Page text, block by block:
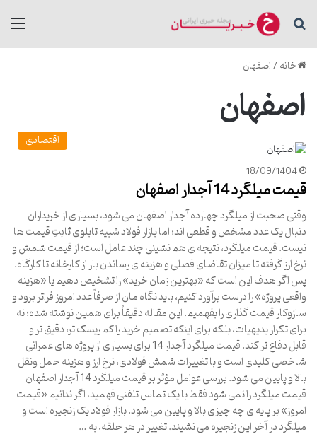
جستجو برای
خانه/اصفهان
اصفهان
اقتصادی
18/09/1404
قیمت میلگرد 14 آجدار اصفهان
وقتی صحبت از میلگرد چهارده آجدار اصفهان می شود، بسیاری از خریداران
دنبال یک عدد مشخص و قطعی اند؛ اما بازار فولاد شبیه تابلوی ثابتِ قیمت ها
نیست. قیمت میلگرد، نتیجه ی هم نشینی چند عامل است؛ از قیمت شمش و
نرخ ارز گرفته تا میزان تقاضای فصلی و هزینه ی رساندن بار از کارخانه تا کارگاه.
پس اگر هدف این است که «بهترین زمان خرید» را تشخیص دهیم یا «هزینه
واقعی پروژه» را درست برآورد کنیم، باید نگاه مان از صرفاً عدد امروز فراتر برود و
سازوکار قیمت گذاری را بفهمیم. این مقاله دقیقاً برای همین نوشته شده؛ نه
برای تکرار بدیهیات، بلکه برای اینکه تصمیم خرید را کم ریسک تر، دقیق تر و
قابل دفاع تر کند. قیمت میلگرد آجدار 14 برای بسیاری از پروژه های عمرانی
شاخصی کلیدی است و با تغییرات شمش فولادی، نرخ ارز و هزینه حمل ونقل
بالا و پایین می شود. بررسی عوامل مؤثر بر قیمت میلگرد 14 آجدار اصفهان
قیمت میلگرد را نمی شود فقط با یک تماس تلفنی فهمید، اگر ندانیم «قیمت
امروز» بر پایه ی چه چیزی بالا و پایین می شود. بازار فولاد یک زنجیره است و
میلگرد در آخر این زنجیره می نشیند. تغییر در هر حلقه، به …